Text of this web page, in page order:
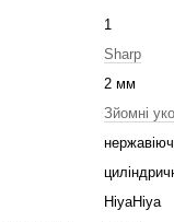
1
Sharp
2 мм
Зйомні
HiyaHiya